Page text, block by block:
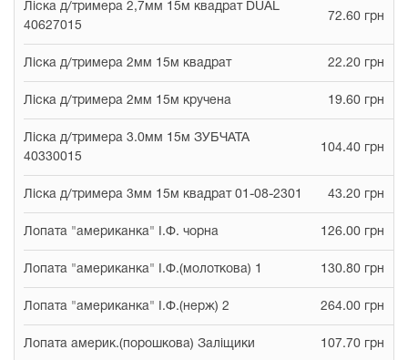
Ліска д/тримера 2,7мм 15м квадрат DUAL
40627015
72.60 грн
Ліска д/тримера 2мм 15м квадрат 22.20 грн
Ліска д/тримера 2мм 15м кручена 19.60 грн
Ліска д/тримера 3.0мм 15м ЗУБЧАТА
40330015
104.40 грн
Ліска д/тримера 3мм 15м квадрат 01-08-2301 43.20 грн
Лопата "американка" І.Ф. чорна 126.00 грн
Лопата "американка" І.Ф.(молоткова) 1 130.80 грн
Лопата "американка" І.Ф.(нерж) 2 264.00 грн
Лопата америк.(порошкова) Заліщики 107.70 грн